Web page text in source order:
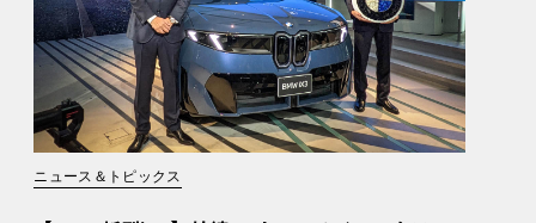
ニュース＆トピックス